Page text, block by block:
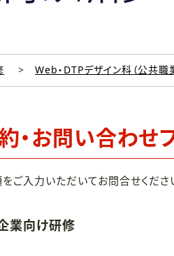
Web・DTPデザイン科（公共職
・お問い合わせ
ご入力いただいてお問合せくださ
業向け研修